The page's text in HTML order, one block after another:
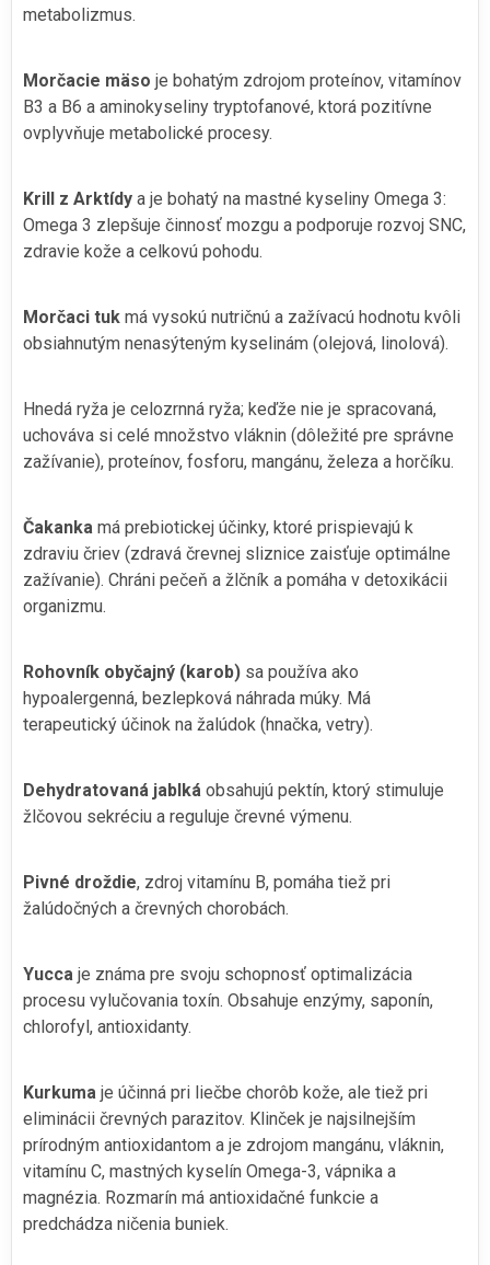
metabolizmus.
Morčacie mäso je bohatým zdrojom proteínov, vitamínov
B3 a B6 a aminokyseliny tryptofanové, ktorá pozitívne
ovplyvňuje metabolické procesy.
Krill z Arktídy a je bohatý na mastné kyseliny Omega 3:
Omega 3 zlepšuje činnosť mozgu a podporuje rozvoj SNC,
zdravie kože a celkovú pohodu.
Morčaci tuk má vysokú nutričnú a zažívacú hodnotu kvôli
obsiahnutým nenasýteným kyselinám (olejová, linolová).
Hnedá ryža je celozrnná ryža; keďže nie je spracovaná,
uchováva si celé množstvo vláknin (dôležité pre správne
zažívanie), proteínov, fosforu, mangánu, železa a horčíku.
Čakanka má prebiotickej účinky, ktoré prispievajú k
zdraviu čriev (zdravá črevnej sliznice zaisťuje optimálne
zažívanie). Chráni pečeň a žlčník a pomáha v detoxikácii
organizmu.
Rohovník obyčajný (karob) sa používa ako
hypoalergenná, bezlepková náhrada múky. Má
terapeutický účinok na žalúdok (hnačka, vetry).
Dehydratovaná jablká obsahujú pektín, ktorý stimuluje
žlčovou sekréciu a reguluje črevné výmenu.
Pivné droždie, zdroj vitamínu B, pomáha tiež pri
žalúdočných a črevných chorobách.
Yucca je známa pre svoju schopnosť optimalizácia
procesu vylučovania toxín. Obsahuje enzýmy, saponín,
chlorofyl, antioxidanty.
Kurkuma je účinná pri liečbe chorôb kože, ale tiež pri
eliminácii črevných parazitov. Klinček je najsilnejším
prírodným antioxidantom a je zdrojom mangánu, vláknin,
vitamínu C, mastných kyselín Omega-3, vápnika a
magnézia. Rozmarín má antioxidačné funkcie a
predchádza ničenia buniek.